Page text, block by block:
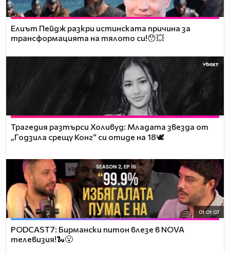
Елиът Пейдж разкри истинската причина за
трансформацията на тялото си!😯💥
Трагедия разтърси Холивуд: Младата звезда от
„Годзила срещу Конг“ си отиде на 18🕊️
01:01:07
PODCAST7: Бирмански питон влезе в NOVA
телевизия!🐍😮